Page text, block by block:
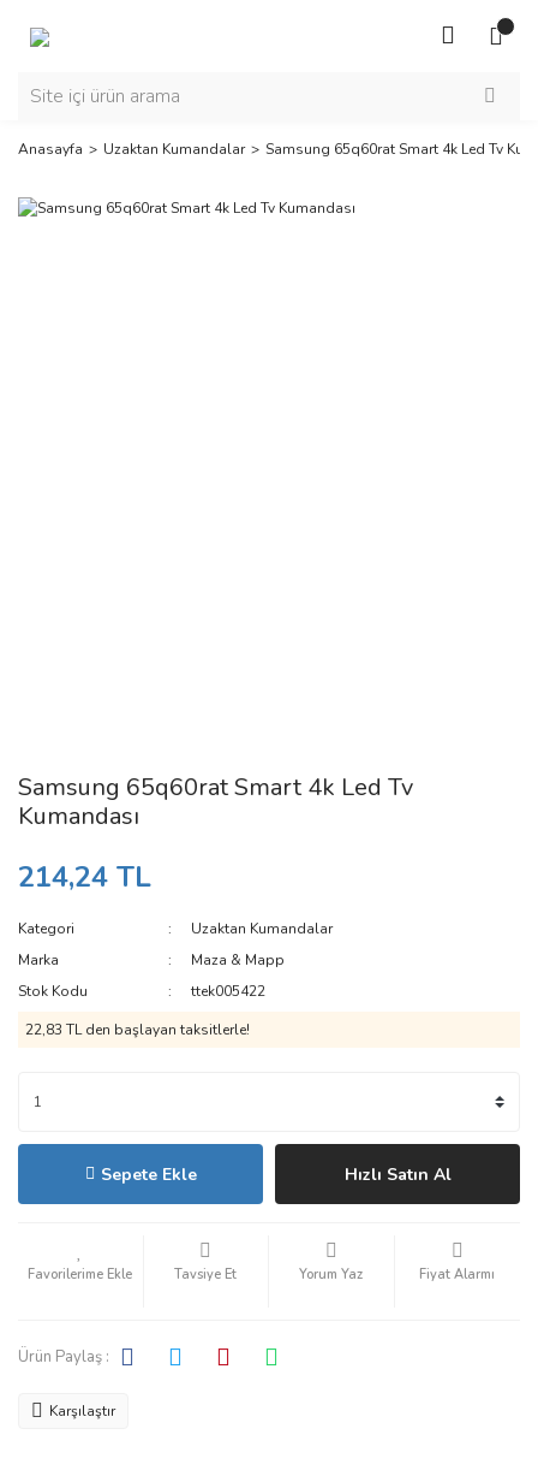
Anasayfa Uzaktan Kumandalar Samsung 65q60rat Smart 4k Led Tv
Samsung 65q60rat Smart 4k Led Tv
Kumandası
214,24 TL
Kategori
Uzaktan Kumandalar
Marka
Maza & Mapp
Stok Kodu
ttek005422
22,83 TL den başlayan taksitlerle!
Sepete Ekle Hızlı Satın Al
Tavsiye Et Yorum Yaz Fiyat Alarmı
Ürün Paylaş :
Karşılaştır